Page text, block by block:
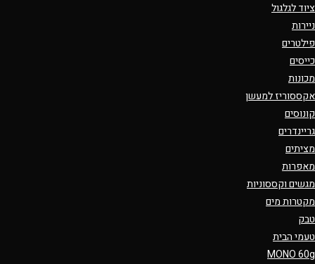
ציוד לגלגול
ניירות
פילטרים
כייסים
מכונות
אקססוריז למעשן
קונוסים
גריינדרים
מציתים
מאפרות
מגשים וקססוניות
מקטרות מים
טבק
טעמי הבית
MONO 60g